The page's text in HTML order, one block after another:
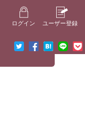
ログイン ユーザー登録